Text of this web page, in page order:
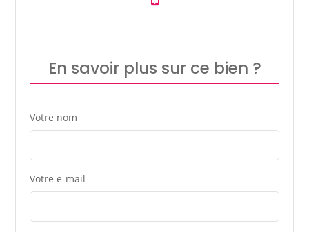
En savoir plus sur ce bien ?
Votre nom
Votre e-mail